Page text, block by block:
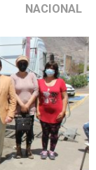
NACIONAL